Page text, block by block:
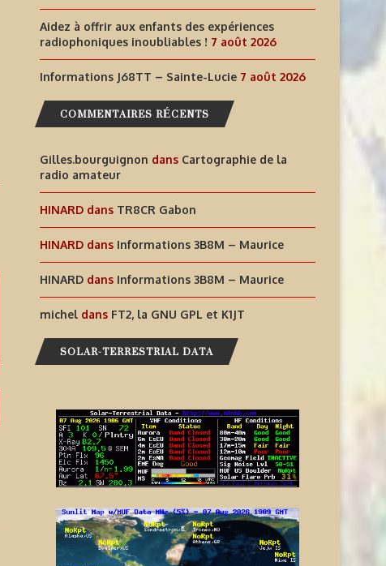
AIDEZ À OFFRIR AUX ENFANTS
DES EXPÉRIENCES
RADIOPHONIQUES...
INFORMATIONS J68TT –
Aidez à offrir aux enfants des expériences
radiophoniques inoubliables ! 7 août 2026
Informations J68TT – Sainte-Lucie 7 août 2026
COMMENTAIRES RÉCENTS
Gilles.bourguignon dans Cartographie de la
radio amateur
HINARD dans TR8CR Gabon
HINARD dans Informations 3B8M – Maurice
HINARD dans Informations 3B8M – Maurice
michel dans FT2, la GNU GPL et K1JT
SOLAR-TERRESTRIAL DATA